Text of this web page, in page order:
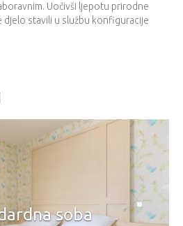
Uočivši ljepotu prirodne
djelo stavili u službu konfiguracije
soba